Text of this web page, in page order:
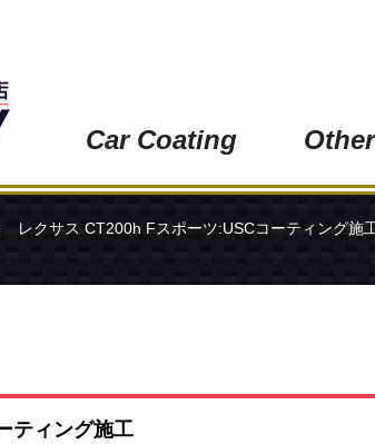
Car Coating
ワンラップコート (オススメ
グロスアーマー
ホイールコーティング
ペイ
ヘッ
レクサス CT200h Fスポーツ:USCコーティング施
ティング施工